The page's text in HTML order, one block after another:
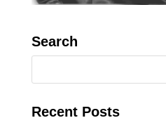
Search
Recent Posts